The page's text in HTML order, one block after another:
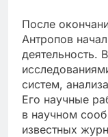
После
Антропов
деятельность.
систем,
Его научные
в научном
известных